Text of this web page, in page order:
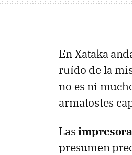
En Xataka
ruído de la
no es ni
armatostes
Las
presumen